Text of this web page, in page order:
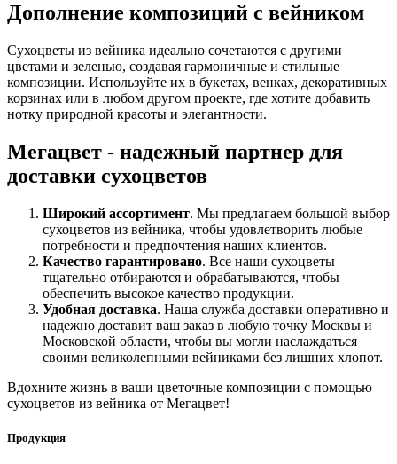
Дополнение композиций с вейником
Сухоцветы из вейника идеально сочетаются с другими
цветами и зеленью, создавая гармоничные и стильные
композиции. Используйте их в букетах, венках, декоративных
корзинах или в любом другом проекте, где хотите добавить
нотку природной красоты и элегантности.
Мегацвет - надежный партнер для
доставки сухоцветов
Широкий ассортимент. Мы предлагаем большой выбор
сухоцветов из вейника, чтобы удовлетворить любые
потребности и предпочтения наших клиентов.
Качество гарантировано. Все наши сухоцветы
тщательно отбираются и обрабатываются, чтобы
обеспечить высокое качество продукции.
Удобная доставка. Наша служба доставки оперативно и
надежно доставит ваш заказ в любую точку Москвы и
Московской области, чтобы вы могли наслаждаться
своими великолепными вейниками без лишних хлопот.
Вдохните жизнь в ваши цветочные композиции с помощью
сухоцветов из вейника от Мегацвет!
Продукция